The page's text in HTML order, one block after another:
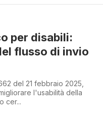
per disabili:
flusso di invio
del 21 febbraio 2025,
l'usabilità della
cer...